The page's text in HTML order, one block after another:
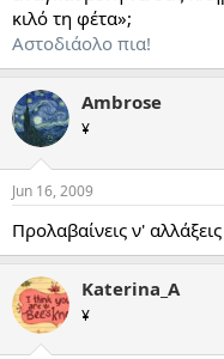
κιλό τη φέτα»;
Αστοδιάολο πια!
Ambrose
¥
Jun 16, 2009
Προλαβαίνεις ν'
Katerina_A
¥